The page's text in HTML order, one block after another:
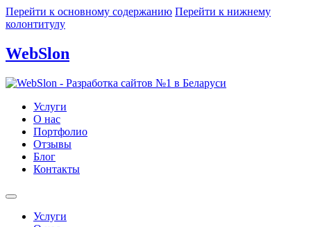
Перейти к основному содержанию Перейти к нижнему
колонтитулу
WebSlon
Услуги
О нас
Портфолио
Отзывы
Блог
Контакты
Услуги